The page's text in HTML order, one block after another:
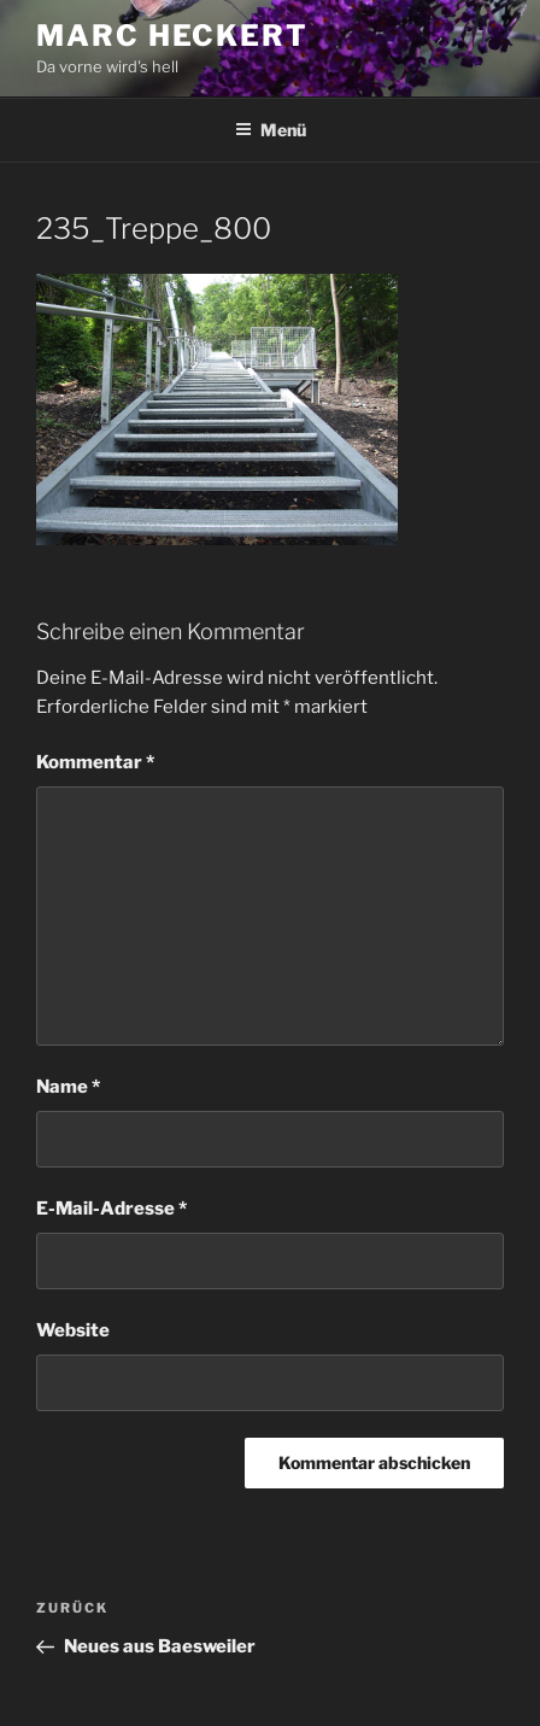
Inhalt
springen
MARC HECKERT
Da vorne wird's hell
Menü
235_Treppe_800
Schreibe einen Kommentar
Deine E-Mail-Adresse wird nicht veröffentlicht.
Erforderliche Felder sind mit* markiert
Kommentar*
Name*
E-Mail-Adresse*
Website
Beitragsnavigation
Vorheriger
Beitrag
ZURÜCK
Neues aus Baesweiler